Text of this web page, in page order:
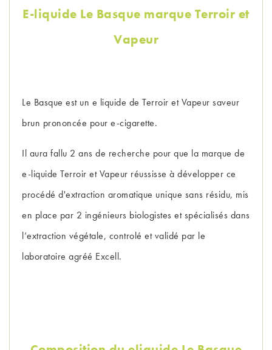
E-liquide Le Basque marque Terroir et
Vapeur
Le Basque est un e liquide de Terroir et Vapeur saveur
brun prononcée pour e-cigarette.
Il aura fallu 2 ans de recherche pour que la marque de
e-liquide Terroir et Vapeur réussisse à développer ce
procédé d'extraction aromatique unique sans résidu, mis
en place par 2 ingénieurs biologistes et spécialisés dans
l’extraction végétale, controlé et validé par le
laboratoire agréé Excell.